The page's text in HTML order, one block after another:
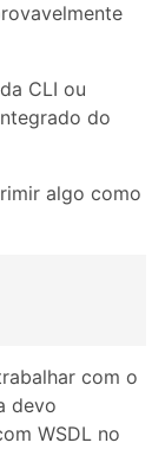
CLI ou
do
algo como
com o
devo
WSDL no